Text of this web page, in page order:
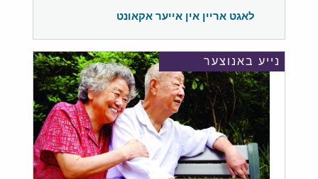
לאגט אריין אין אייער אקאונט
נייע באנוצער